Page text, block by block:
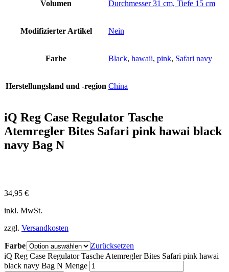
Volumen Durchmesser 31 cm, Tiefe 15 cm
Modifizierter Artikel Nein
Farbe Black, hawaii, pink, Safari navy
Herstellungsland und -region China
iQ Reg Case Regulator Tasche
Atemregler Bites Safari pink hawai black
navy Bag N
34,95 €
inkl. MwSt.
zzgl. Versandkosten
Farbe
Zurücksetzen
iQ Reg Case Regulator Tasche Atemregler Bites Safari pink hawai
black navy Bag N Menge